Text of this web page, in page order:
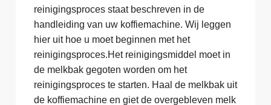
reinigingsproces staat beschreven in de
handleiding van uw koffiemachine. Wij leggen
hier uit hoe u moet beginnen met het
reinigingsproces.Het reinigingsmiddel moet in
de melkbak gegoten worden om het
reinigingsproces te starten. Haal de melkbak uit
de koffiemachine en giet de overgebleven melk